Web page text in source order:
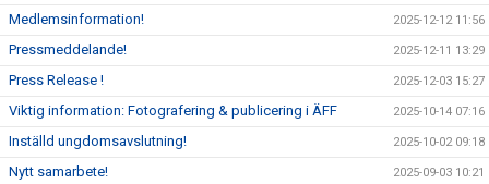
Medlemsinformation! 2025-12-12 11:56
Pressmeddelande! 2025-12-11 13:29
Press Release ! 2025-12-03 15:27
Viktig information: Fotografering & publicering i ÄFF 2025-10-14 07:16
Inställd ungdomsavslutning! 2025-10-02 09:18
Nytt samarbete! 2025-09-03 10:21